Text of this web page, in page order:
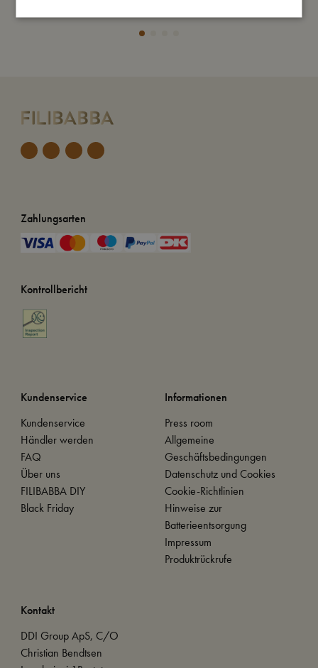
Zahlungsarten
Kontrollbericht
Kundenservice
Kundenservice
Händler werden
FAQ
Über uns
FILIBABBA DIY
Black Friday
Informationen
Press room
Allgemeine
Geschäftsbedingungen
Datenschutz und Cookies
Cookie-Richtlinien
Hinweise zur
Batterieentsorgung
Impressum
Produktrückrufe
Kontakt
DDI Group ApS, C/O
Christian Bendtsen